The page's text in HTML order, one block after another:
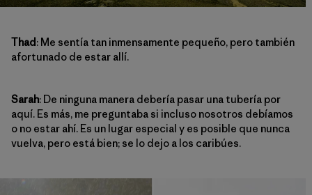
Thad: Me sentía tan inmensamente pequeño, pero también
afortunado de estar allí.
Sarah: De ninguna manera debería pasar una tubería por
aquí. Es más, me preguntaba si incluso nosotros debíamos
o no estar ahí. Es un lugar especial y es posible que nunca
vuelva, pero está bien; se lo dejo a los caribúes.